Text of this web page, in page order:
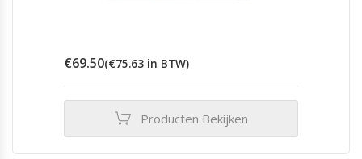
€69.50(€75.63 in BTW)
Producten Bekijken